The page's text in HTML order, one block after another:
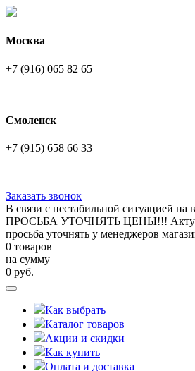
Москва
+7 (916) 065 82 65
Смоленск
+7 (915) 658 66 33
Заказать звонок
В связи с нестабильной ситуацией
ПРОСЬБА УТОЧНЯТЬ ЦЕНЫ!!!
просьба уточнять у менеджеров
0 товаров
на сумму
0 руб.
Как выбрать
Каталог товаров
Акции и скидки
Как купить
Оплата и доставка